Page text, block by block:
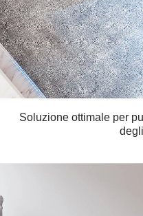
Soluzione ottimale per